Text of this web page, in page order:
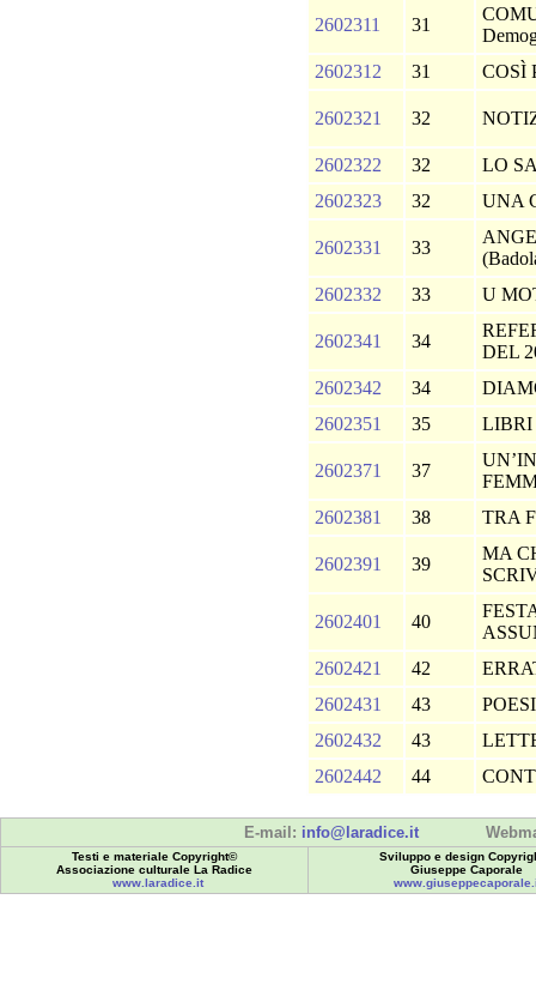
2602311 31
2602312
31 COSÌ
2602321 32
2602322 32
LO
2602323
32 UNA
2602331 33
2602332
33 U
2602341 34
DEL
2602342
34
2602351
35
2602371 37
2602381
38 TRA
2602391 39
MA
2602401 40
2602421
42
2602431
43
2602432
43
2602442
44
E-mail: info@laradice.it
Testi e materiale Copyright©
Associazione culturale La Radice
www.laradice.it
Sviluppo e design
Giuseppe Caporale